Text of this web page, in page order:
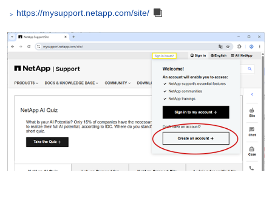
https://mysupport.netapp.com/site/